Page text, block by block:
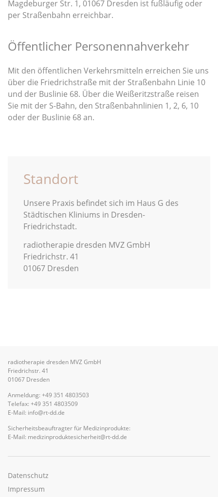
Magdeburger Str. 1, 01067 Dresden ist fußläufig oder
per Straßenbahn erreichbar.
Öffentlicher Personennahverkehr
Mit den öffentlichen Verkehrsmitteln erreichen Sie uns
über die Friedrichstraße mit der Straßenbahn Linie 10
und der Buslinie 68. Über die Weißeritzstraße reisen
Sie mit der S-Bahn, den Straßenbahnlinien 1, 2, 6, 10
oder der Buslinie 68 an.
Standort
Unsere Praxis befindet sich im Haus G des
Städtischen Kliniums in Dresden-
Friedrichstadt.
radiotherapie dresden MVZ GmbH
Friedrichstr. 41
01067 Dresden
radiotherapie dresden MVZ GmbH
Friedrichstr. 41
01067 Dresden
Anmeldung: +49 351 4803503
Telefax: +49 351 4803509
E-Mail: info@rt-dd.de
Sicherheitsbeauftragter für Medizinprodukte:
E-Mail: medizinproduktesicherheit@rt-dd.de
überspringen
Datenschutz
Impressum